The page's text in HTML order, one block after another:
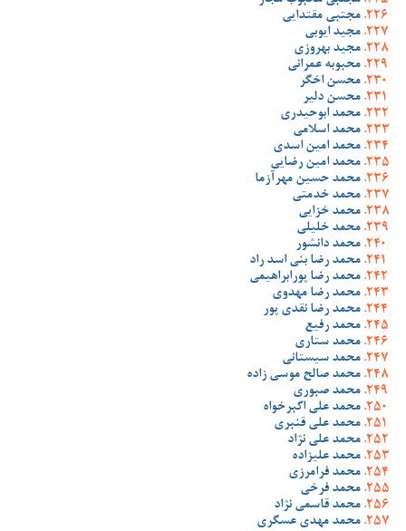
مجتبی مقتدایی
مجید ایوبی
مجید بهروزی
محبوبه عمرانی
محسن اخگر
محسن دلیر
محمد ابوحیدری
محمد اسلامی
محمد امین اسدی
محمد امین رضایی
محمد حسین مهرآزما
محمد خدمتی
محمد خزایی
محمد خلیلی
محمد دانشور
محمد رضا بنی اسد راد
محمد رضا پورابراهیمی
محمد رضا مهدوی
محمد رضا نقدی پور
محمد رفیع
محمد ستاری
محمد سیستانی
محمد صالح موسی زاده
محمد صبوری
محمد علی اکبرخواه
محمد علی قنبری
محمد علی نژاد
محمد علیزاده
محمد فرامرزی
محمد فرخی
محمد قاسمی نژاد
محمد مهدی عسگری